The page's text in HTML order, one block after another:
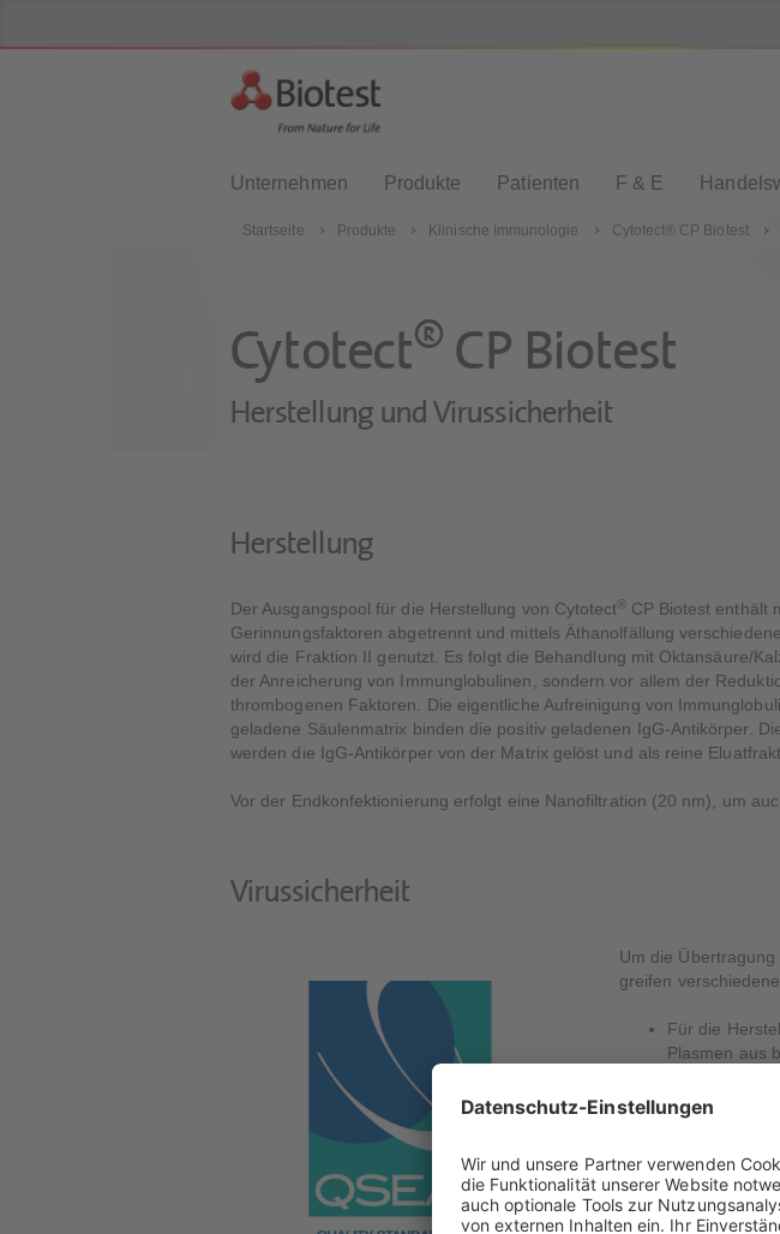
Cytotect® CP Biotest
Herstellung und Virussicherheit
Unternehmen Produkte Patienten F & E
Startseite Produkte Klinische Immunologie Cytotect® CP Biotest
Herstellung
Der Ausgangspool für die Herstellung von Cytotect® CP Biotest enthält
Gerinnungsfaktoren abgetrennt und mittels Äthanolfällung
wird die Fraktion II genutzt. Es folgt die Behandlung mit Oktansäure/
der Anreicherung von Immunglobulinen, sondern vor allem der
thrombogenen Faktoren. Die eigentliche Aufreinigung von
geladene Säulenmatrix binden die positiv geladenen IgG-Antikörper.
werden die IgG-Antikörper von der Matrix gelöst und als reine
Vor der Endkonfektionierung erfolgt eine Nanofiltration (20 nm), um
Virussicherheit
Um die
greifen
Für die
Plasmen aus
Deutschland,
Spender
Antikörper
Hepatitis-C-